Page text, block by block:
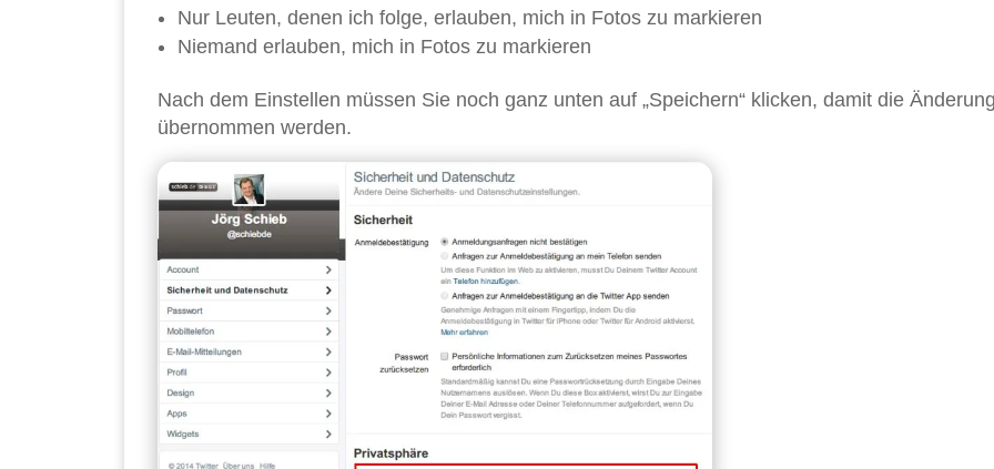
Nur Leuten, denen ich folge, erlauben, mich in Fotos zu markieren
Niemand erlauben, mich in Fotos zu markieren
Nach dem Einstellen müssen Sie noch ganz unten auf „Speichern“ klicken, damit die
übernommen werden.